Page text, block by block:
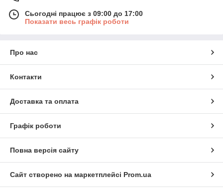
Сьогодні працює з 09:00 до 17:00
Показати весь графік роботи
Про нас
Контакти
Доставка та оплата
Графік роботи
Повна версія сайту
Сайт створено на маркетплейсі Prom.ua